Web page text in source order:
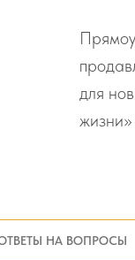
для
НА ВОПРОСЫ